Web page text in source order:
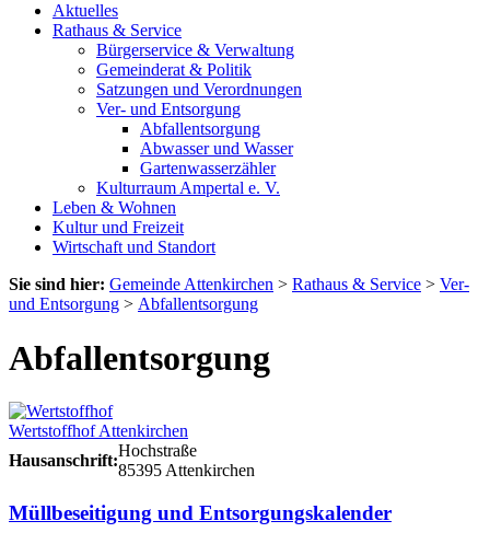
Aktuelles
Rathaus & Service
Bürgerservice & Verwaltung
Gemeinderat & Politik
Satzungen und Verordnungen
Ver- und Entsorgung
Abfallentsorgung
Abwasser und Wasser
Gartenwasserzähler
Kulturraum Ampertal e. V.
Leben & Wohnen
Kultur und Freizeit
Wirtschaft und Standort
Sie sind hier: Gemeinde Attenkirchen > Rathaus & Service > Ver-
und Entsorgung > Abfallentsorgung
Abfallentsorgung
Wertstoffhof Attenkirchen
Hausanschrift:
Hochstraße
85395 Attenkirchen
Müllbeseitigung und Entsorgungskalender